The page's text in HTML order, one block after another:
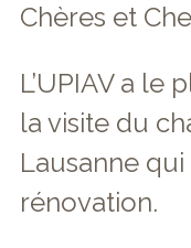
Chères et
L’UPIAV a le
la visite du
Lausanne
rénovation.